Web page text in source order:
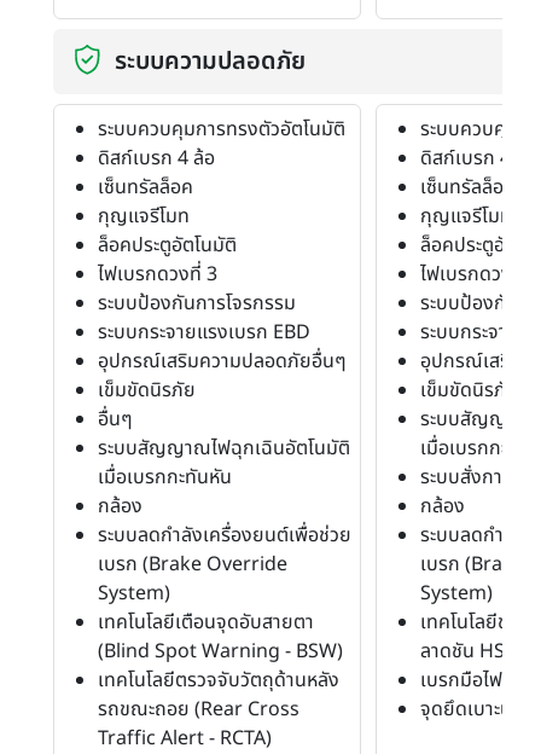
ระบบความปลอดภัย
ระบบควบคุมการทรงตัวอัตโนมัติ
ดิสก์เบรก 4 ล้อ
เซ็นทรัลล็อค
กุญแจรีโมท
ล็อคประตูอัตโนมัติ
ไฟเบรกดวงที่ 3
ระบบป้องกันการโจรกรรม
ระบบกระจายแรงเบรก EBD
อุปกรณ์เสริมความปลอดภัยอื่นๆ
เข็มขัดนิรภัย
อื่นๆ
ระบบสัญญาณไฟฉุกเฉินอัตโนมัติ
เมื่อเบรกกะทันหัน
กล้อง
ระบบลดกำลังเครื่องยนต์เพื่อช่วย
เบรก (Brake Override
System)
เทคโนโลยีเตือนจุดอับสายตา
(Blind Spot Warning - BSW)
เทคโนโลยีตรวจจับวัตถุด้านหลัง
รถขณะถอย (Rear Cross
Traffic Alert - RCTA)
ระบบควบคุมก
ดิสก์เบรก 4 ล้อ
เซ็นทรัลล็อค
กุญแจรีโมท
ล็อคประตูอัตโ
ไฟเบรกดวงที่ 3
ระบบป้องกันก
ระบบกระจายแ
อุปกรณ์เสริม
เข็มขัดนิรภัย
ระบบสัญญาณ
เมื่อเบรกกะทัน
ระบบสั่งการด้ว
กล้อง
ระบบลดกำลัง
เบรก (Brake
System)
เทคโนโลยีช่ว
ลาดชัน HSA
เบรกมือไฟฟ้า
จุดยึดเบาะนั่งส